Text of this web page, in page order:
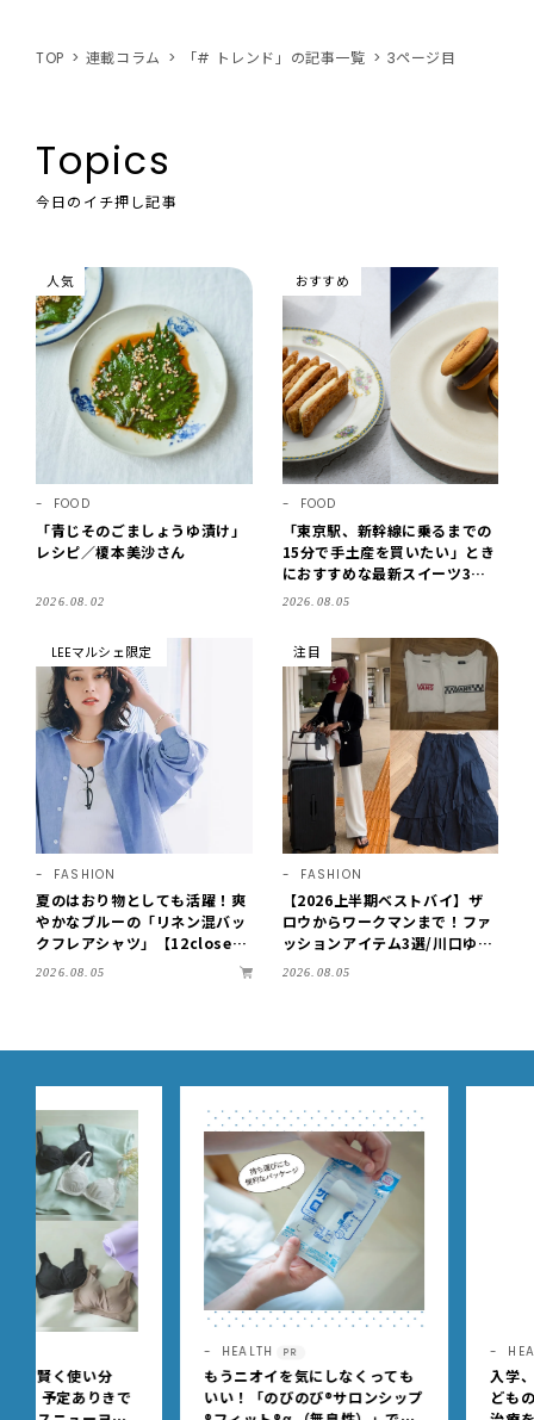
TOP 連載コラム 「# トレンド」の記事一覧 3ページ目
Topics
今日のイチ押し記事
人気
FOOD
「青じそのごましょうゆ漬け」
レシピ／榎本美沙さん
2026.08.02
おすすめ
FOOD
「東京駅、新幹線に乗るまでの
15分で手土産を買いたい」とき
におすすめな最新スイーツ3選
【東京駅改札内・朝8時開店】
2026.08.05
LEEマルシェ限定
FASHION
夏のはおり物としても活躍！爽
やかなブルーの「リネン混バッ
クフレアシャツ」【12close
t】
2026.08.05
注目
FASHION
【2026上半期ベストバイ】ザ
ロウからワークマンまで！ファ
ッションアイテム3選/川口ゆか
り
2026.08.05
もうニオイを気にしなくっても
いい！「のびのび®サロンシップ
入学、思春期などの節目に
どもの「アトピー性皮膚炎